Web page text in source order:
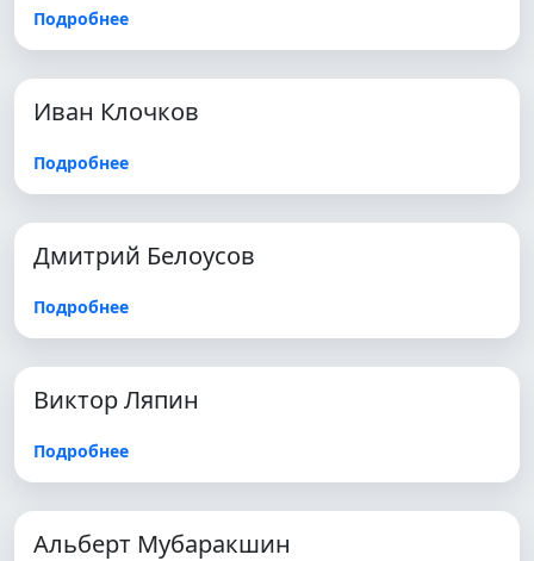
Подробнее
Иван Клочков
Подробнее
Дмитрий Белоусов
Подробнее
Виктор Ляпин
Подробнее
Альберт Мубаракшин